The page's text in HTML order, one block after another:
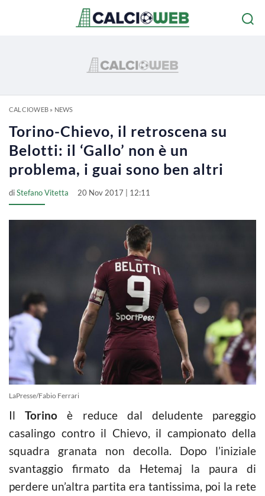
CALCIOWEB» NEWS
Torino-Chievo, il retroscena su
Belotti: il ‘Gallo’ non è un
problema, i guai sono ben altri
diStefano Vitetta 20 Nov 2017 | 12:11
LaPresse/Fabio Ferrari
IlTorino è reduce dal deludente pareggio
casalingo contro il Chievo, il campionato della
squadra granata non decolla. Dopo l’iniziale
svantaggio firmato da Hetemaj la paura di
perdere un’altra partita era tantissima, poi la rete